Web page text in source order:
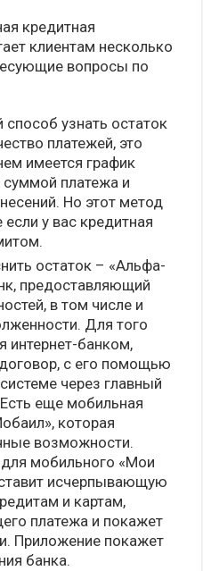
кредитная
клиентам несколько
вопросы по
узнать остаток
платежей, это
имеется график
суммой платежа и
Но этот метод
у вас кредитная
остаток – «Альфа-
предоставляющий
в том числе и
Для того
интернет-банком,
с его помощью
через главный
еще мобильная
которая
возможности.
мобильного «Мои
исчерпывающую
и картам,
платежа и покажет
Приложение покажет
банка.